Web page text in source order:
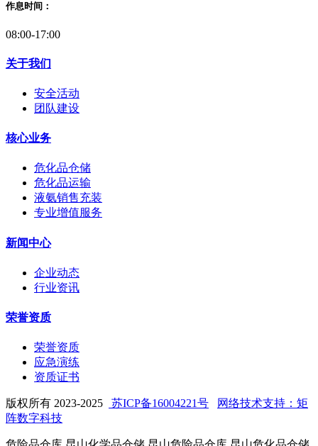
作息时间：
08:00-17:00
关于我们
安全活动
团队建设
核心业务
危化品仓储
危化品运输
液氨销售充装
专业增值服务
新闻中心
企业动态
行业资讯
荣誉资质
荣誉资质
应急演练
资质证书
版权所有 2023-2025 苏ICP备16004221号
网络技术支持：矩
阵数字科技